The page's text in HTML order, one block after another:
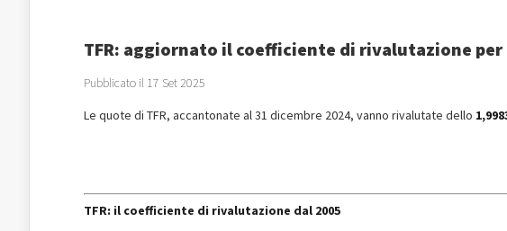
TFR: aggiornato il coefficiente di rivalutazione per
Pubblicato il 17 Set 2025
Le quote di TFR, accantonate al 31 dicembre 2024, vanno rivalutate dello
TFR: il coefficiente di rivalutazione dal 2005